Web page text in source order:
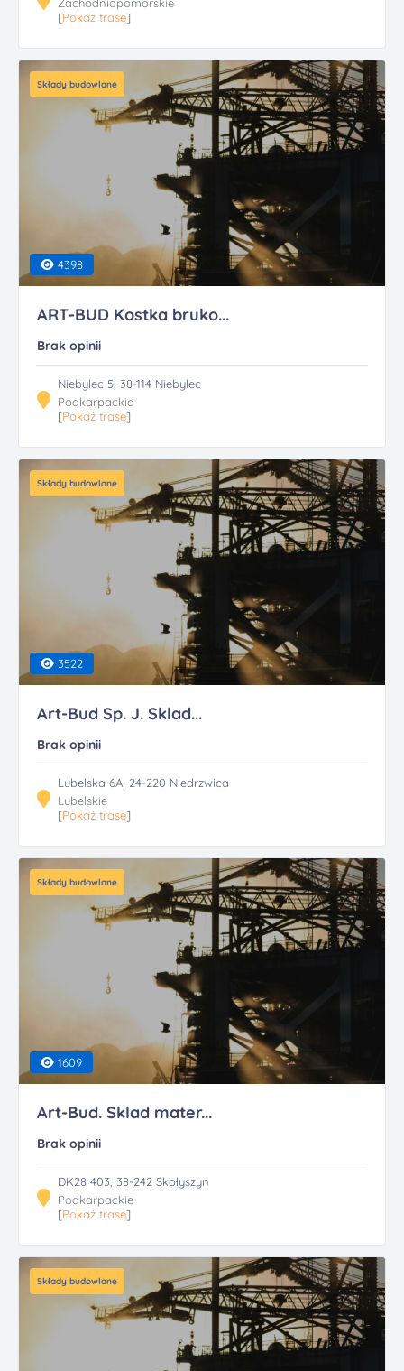
[Pokaż trasę]
Składy budowlane
4398
ART-BUD Kostka bruko...
Brak opinii
Niebylec 5, 38-114 Niebylec
Podkarpackie
[Pokaż trasę]
Składy budowlane
3522
Art-Bud Sp. J. Sklad...
Brak opinii
Lubelska 6A, 24-220 Niedrzwica
Lubelskie
[Pokaż trasę]
Składy budowlane
1609
Art-Bud. Sklad mater...
Brak opinii
DK28 403, 38-242 Skołyszyn
Podkarpackie
[Pokaż trasę]
Składy budowlane